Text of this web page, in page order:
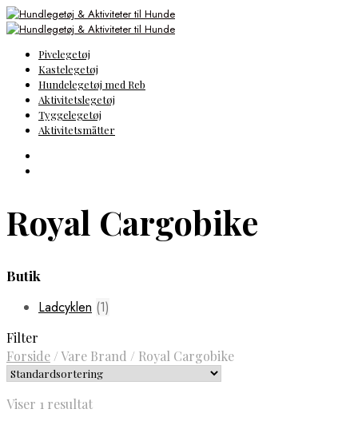
Pivelegetøj
Kastelegetøj
Hundelegetøj med Reb
Aktivitetslegetøj
Tyggelegetøj
Aktivitetsmåtter
Royal Cargobike
Butik
Ladcyklen (1)
Filter
Forside/Vare Brand / Royal Cargobike
Viser 1 resultat